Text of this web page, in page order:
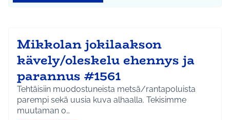
Mikkolan jokilaakson
kävely/oleskelu ehennys ja
parannus #1561
Tehtäisiin muodostuneista metsä/rantapoluista
parempi sekä uusia kuva alhaalla. Tekisimme
muutaman o…